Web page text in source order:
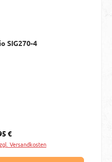
SIG270-4
Preis:
€
Versandkosten